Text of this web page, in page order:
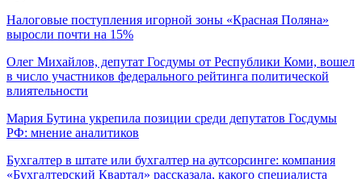
Налоговые поступления игорной зоны «Красная Поляна»
выросли почти на 15%
Олег Михайлов, депутат Госдумы от Республики Коми, вошел
в число участников федерального рейтинга политической
влиятельности
Мария Бутина укрепила позиции среди депутатов Госдумы
РФ: мнение аналитиков
Бухгалтер в штате или бухгалтер на аутсорсинге: компания
«Бухгалтерский Квартал» рассказала, какого специалиста